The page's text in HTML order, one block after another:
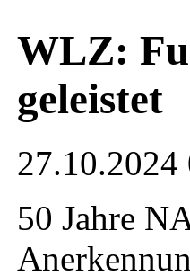
WLZ:
geleistet
27.10.2024
50 Jahre